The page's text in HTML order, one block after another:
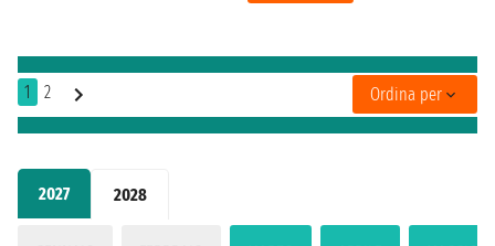
2027 2028
1 2 Ordina per